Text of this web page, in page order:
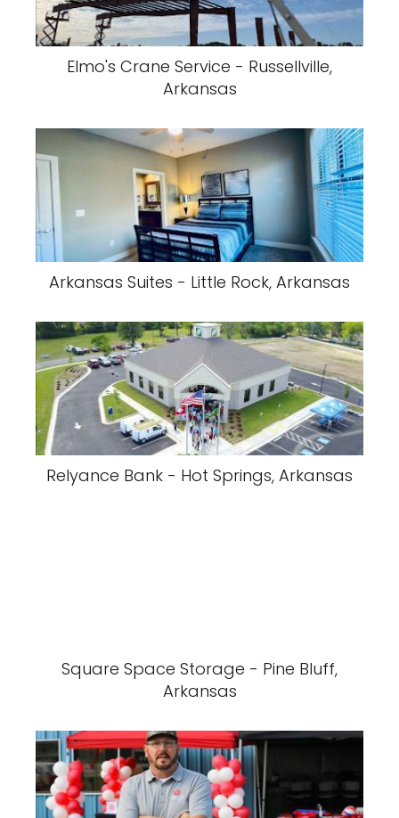
Elmo's Crane Service - Russellville,
Arkansas
Arkansas Suites - Little Rock, Arkansas
Relyance Bank - Hot Springs, Arkansas
Square Space Storage - Pine Bluff,
Arkansas